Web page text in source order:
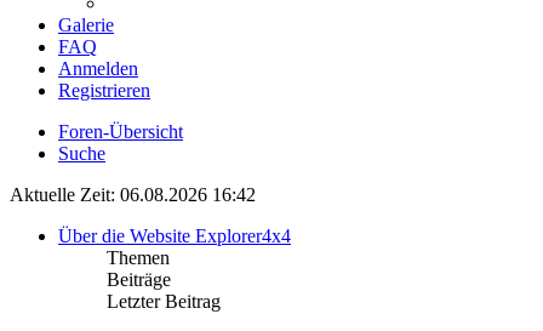
Galerie
FAQ
Anmelden
Registrieren
Foren-Übersicht
Suche
Aktuelle Zeit: 06.08.2026 16:42
Über die Website Explorer4x4
Themen
Beiträge
Letzter Beitrag